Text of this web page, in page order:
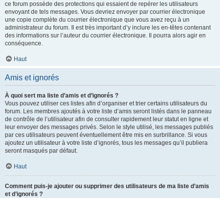
ce forum possède des protections qui essaient de repérer les utilisateurs
envoyant de tels messages. Vous devriez envoyer par courrier électronique
une copie complète du courrier électronique que vous avez reçu à un
administrateur du forum. Il est très important d’y inclure les en-têtes contenant
des informations sur l’auteur du courrier électronique. Il pourra alors agir en
conséquence.
Haut
Amis et ignorés
À quoi sert ma liste d’amis et d’ignorés ?
Vous pouvez utiliser ces listes afin d’organiser et trier certains utilisateurs du
forum. Les membres ajoutés à votre liste d’amis seront listés dans le panneau
de contrôle de l’utilisateur afin de consulter rapidement leur statut en ligne et
leur envoyer des messages privés. Selon le style utilisé, les messages publiés
par ces utilisateurs peuvent éventuellement être mis en surbrillance. Si vous
ajoutez un utilisateur à votre liste d’ignorés, tous les messages qu’il publiera
seront masqués par défaut.
Haut
Comment puis-je ajouter ou supprimer des utilisateurs de ma liste d’amis
et d’ignorés ?